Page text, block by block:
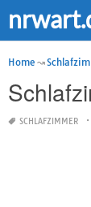
Home
SCHLAFZIMMER